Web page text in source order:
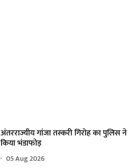
अंतरराज्यीय गांजा तस्करी गिरोह का पुलिस ने
किया भंडाफोड़
05 Aug 2026